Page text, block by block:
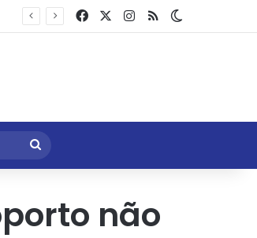
FacebookInstagram
RSS
Procurar
por
não